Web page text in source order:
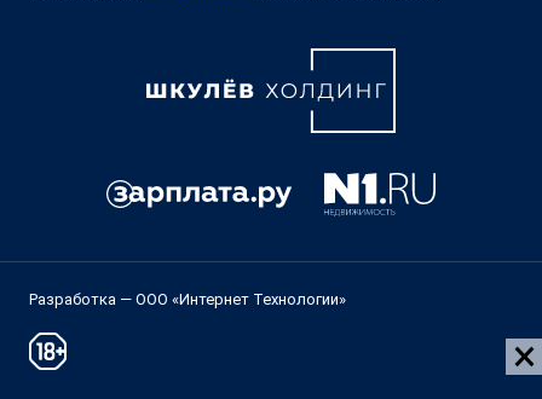
Разработка — ООО «Интернет Технологии»